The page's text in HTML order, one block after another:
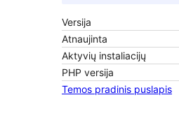
Versija
Atnaujinta
Aktyvių instaliacijų
PHP versija
Temos pradinis puslapis